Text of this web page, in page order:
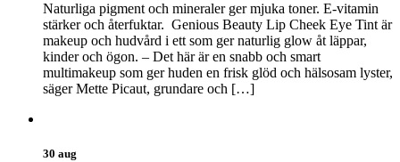
Naturliga pigment och mineraler ger mjuka toner. E-vitamin
stärker och återfuktar. Genious Beauty Lip Cheek Eye Tint är
makeup och hudvård i ett som ger naturlig glow åt läppar,
kinder och ögon. – Det här är en snabb och smart
multimakeup som ger huden en frisk glöd och hälsosam lyster,
säger Mette Picaut, grundare och […]
30 aug